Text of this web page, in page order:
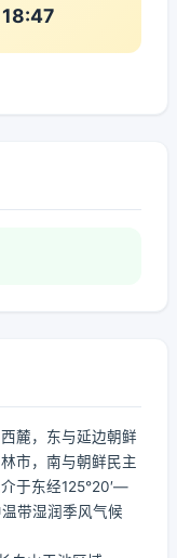
18:47
麓，东与延边朝鲜
市，南与朝鲜民主
于东经125°20′—
温带湿润季风气候